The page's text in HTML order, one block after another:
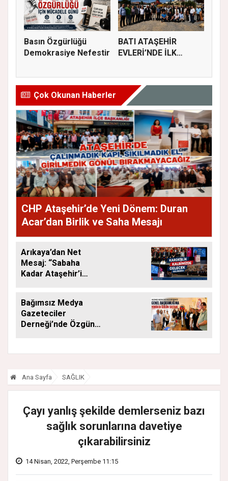
Basın Özgürlüğü
Demokrasiye Nefestir
BATI ATAŞEHİR
EVLERİ’NDE İLK
Çok Okunan Haberler
CHP Ataşehir’de Yeni Dönem: Duran
Acar’dan Birlik ve Saha Mesajı
Arıkaya’dan Net
Mesaj: “Sabaha
Kadar Ataşehir’i
Bağımsız Medya
Gazeteciler
Derneği’nde Özgün
Ana Sayfa SAĞLIK
Çayı yanlış şekilde demlerseniz bazı
sağlık sorunlarına davetiye
çıkarabilirsiniz
14 Nisan, 2022, Perşembe 11:15